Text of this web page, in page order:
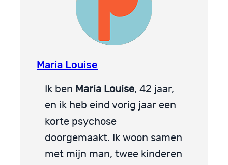
Maria Louise
Ik ben Maria Louise, 42 jaar,
en ik heb eind vorig jaar een
korte psychose
doorgemaakt. Ik woon samen
met mijn man, twee kinderen